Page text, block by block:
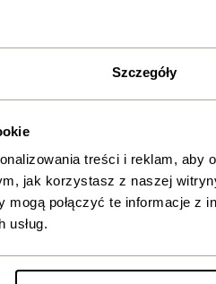
Szczegóły
treści i reklam, aby
jak korzystasz z naszej
połączyć te informacje z
usług.
biurowy 202 m2 |10 min od
PLN / msc.